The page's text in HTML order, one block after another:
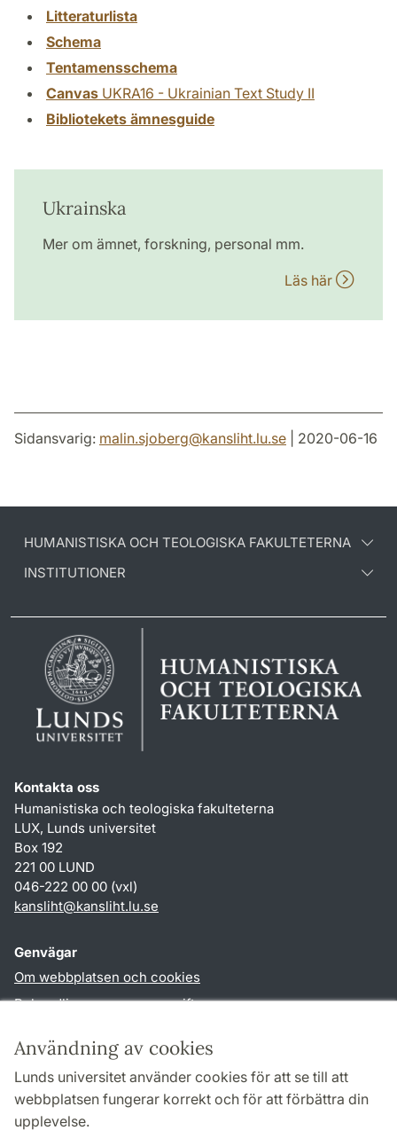
Användning av cookies
Lunds universitet använder cookies för att se till att
webbplatsen fungerar korrekt och för att förbättra din
upplevelse.
Litteraturlista
Schema
Tentamensschema
Canvas UKRA16 - Ukrainian Text Study II
Bibliotekets ämnesguide
Ukrainska
Mer om ämnet, forskning, personal mm.
Läs här
Sidansvarig: malin.sjoberg@kansliht.lu.se | 2020-06-16
HUMANISTISKA OCH TEOLOGISKA FAKULTETERNA
INSTITUTIONER
Kontakta oss
Humanistiska och teologiska fakulteterna
LUX, Lunds universitet
Box 192
221 00 LUND
046-222 00 00 (vxl)
kansliht@kansliht.lu.se
Genvägar
Om webbplatsen och cookies
Behandling av personuppgifter
TYPO3-login
Följ oss i sociala medier